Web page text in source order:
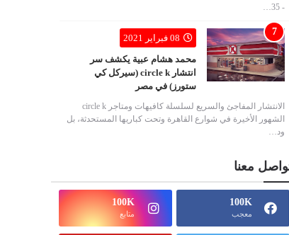
- 35…
08 فبراير 2021
محمد هشام عبية يكشف سر
انتشار circle k (سيركل كي
ستورز) في مصر
الشهور الأخيرة في شوارع القاهرة وتحت كباريها المستحدثة، بل
ود…
معنا
100K
معجب
100K
متابع